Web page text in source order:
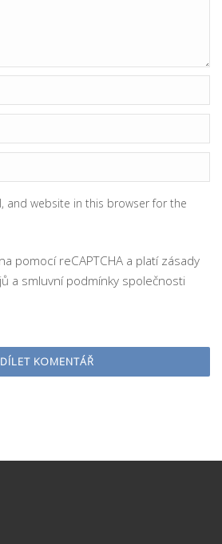
and website in this browser for the
pomocí reCAPTCHA a platí zásady
a smluvní podmínky společnosti